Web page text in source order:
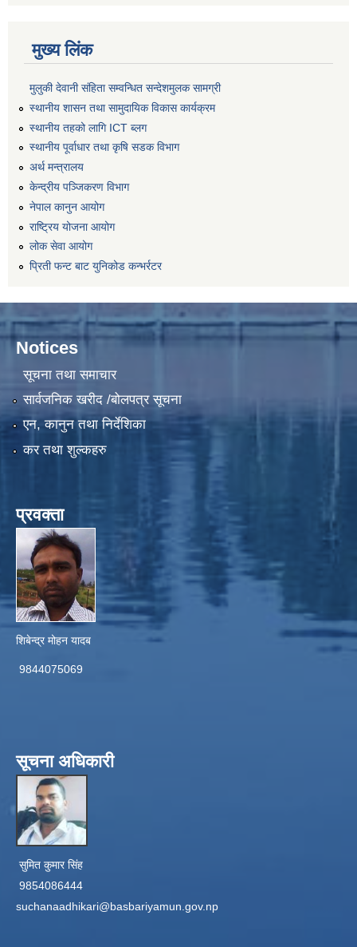
मुख्य लिंक
मुलुकी देवानी संहिता सम्वन्धित सन्देशमुलक सामग्री
स्थानीय शासन तथा सामुदायिक विकास कार्यक्रम
स्थानीय तहको लागि ICT ब्लग
स्थानीय पूर्वाधार तथा कृषि सडक विभाग
अर्थ मन्त्रालय
केन्द्रीय पञ्जिकरण विभाग
नेपाल कानुन आयोग
राष्ट्रिय योजना आयोग
लोक सेवा आयोग
प्रिती फन्ट बाट युनिकोड कन्भर्रटर
Notices
सूचना तथा समाचार
सार्वजनिक खरीद /बोलपत्र सूचना
एन, कानुन तथा निर्देशिका
कर तथा शुल्कहरु
प्रवक्ता
शिबेन्द्र मोहन यादब
9844075069
सूचना अधिकारी
सुमित कुमार सिंह
9854086444
suchanaadhikari@basbariyamun.gov.np